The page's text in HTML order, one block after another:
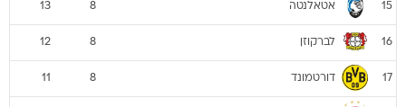
15 אטאלנטה 8
13
16 לברקוזן 8
12
17 דורטמונד 8
11